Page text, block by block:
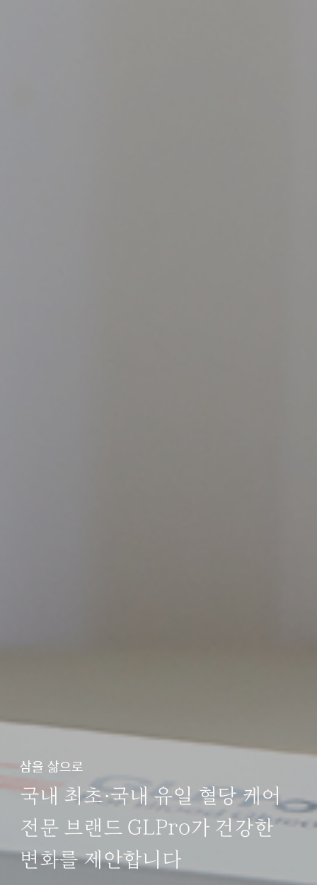
삼을 삶으로
국내 최초·국내 유일 혈당 케어
전문 브랜드 GLPro가 건강한
변화를 제안합니다